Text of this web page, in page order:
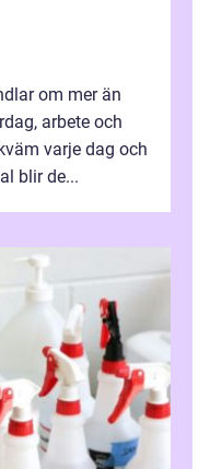
om mer än
arbete och
varje dag och
blir de...